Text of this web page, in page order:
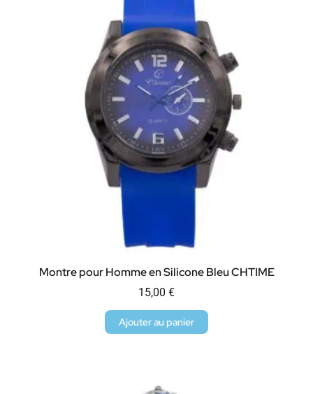
Montre pour Homme en Silicone Bleu CHTIME
15,00 €
Ajouter au panier